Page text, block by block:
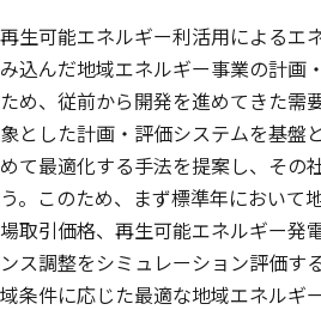
再生可能エネルギー利活用によるエ
み込んだ地域エネルギー事業の計画
ため、従前から開発を進めてきた需
象とした計画・評価システムを基盤
めて最適化する手法を提案し、その
う。このため、まず標準年において
場取引価格、再生可能エネルギー発
ンス調整をシミュレーション評価す
域条件に応じた最適な地域エネルギ